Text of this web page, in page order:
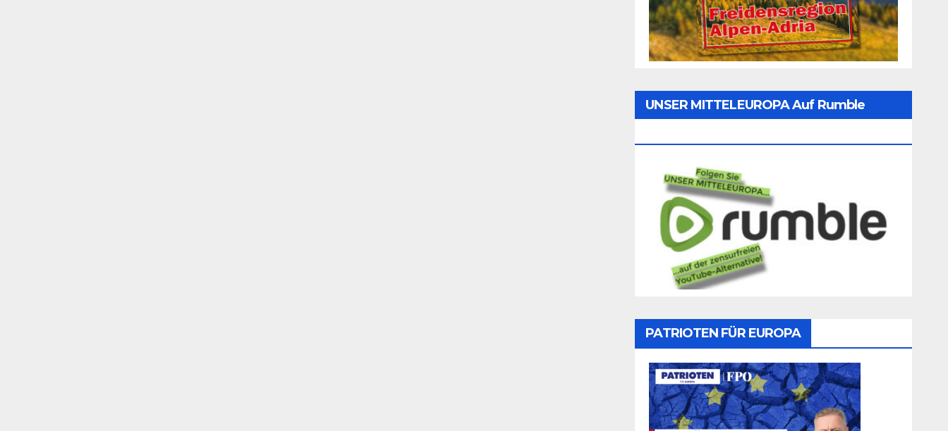
UNSER MITTELEUROPA Auf Rumble
PATRIOTEN FÜR EUROPA